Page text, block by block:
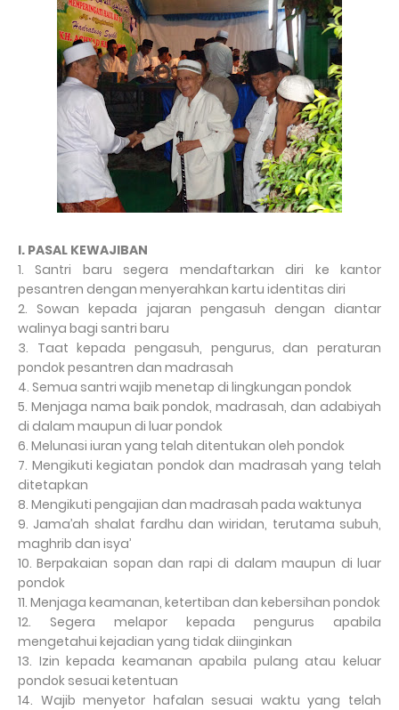
I. PASAL KEWAJIBAN
1. Santri baru segera mendaftarkan diri ke kantor
pesantren dengan menyerahkan kartu identitas diri
2. Sowan kepada jajaran pengasuh dengan diantar
walinya bagi santri baru
3. Taat kepada pengasuh, pengurus, dan peraturan
pondok pesantren dan madrasah
4. Semua santri wajib menetap di lingkungan pondok
5. Menjaga nama baik pondok, madrasah, dan adabiyah
di dalam maupun di luar pondok
6. Melunasi iuran yang telah ditentukan oleh pondok
7. Mengikuti kegiatan pondok dan madrasah yang telah
ditetapkan
8. Mengikuti pengajian dan madrasah pada waktunya
9. Jama’ah shalat fardhu dan wiridan, terutama subuh,
maghrib dan isya’
10. Berpakaian sopan dan rapi di dalam maupun di luar
pondok
11. Menjaga keamanan, ketertiban dan kebersihan pondok
12. Segera melapor kepada pengurus apabila
mengetahui kejadian yang tidak diinginkan
13. Izin kepada keamanan apabila pulang atau keluar
pondok sesuai ketentuan
14. Wajib menyetor hafalan sesuai waktu yang telah